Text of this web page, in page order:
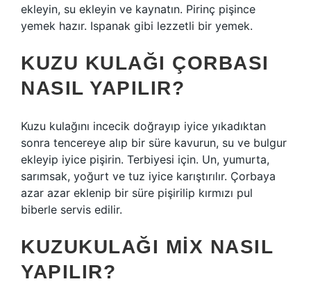
ekleyin, su ekleyin ve kaynatın. Pirinç pişince
yemek hazır. Ispanak gibi lezzetli bir yemek.
KUZU KULAĞI ÇORBASI
NASIL YAPILIR?
Kuzu kulağını incecik doğrayıp iyice yıkadıktan
sonra tencereye alıp bir süre kavurun, su ve bulgur
ekleyip iyice pişirin. Terbiyesi için. Un, yumurta,
sarımsak, yoğurt ve tuz iyice karıştırılır. Çorbaya
azar azar eklenip bir süre pişirilip kırmızı pul
biberle servis edilir.
KUZUKULAĞI MIX NASIL
YAPILIR?